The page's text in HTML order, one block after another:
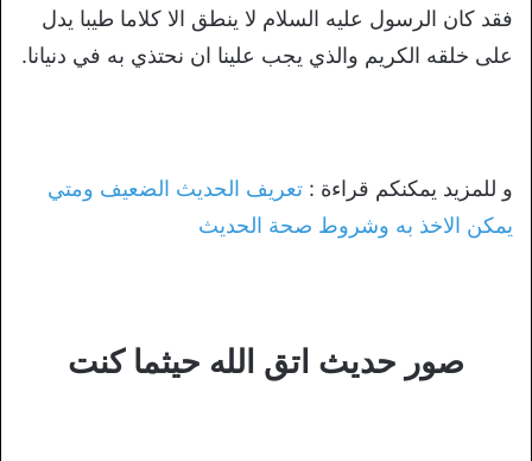
فقد كان الرسول عليه السلام لا ينطق الا كلاما طيبا يدل
على خلقه الكريم والذي يجب علينا ان نحتذي به في دنيانا.
و للمزيد يمكنكم قراءة : تعريف الحديث الضعيف ومتي
يمكن الاخذ به وشروط صحة الحديث
صور حديث اتق الله حيثما كنت